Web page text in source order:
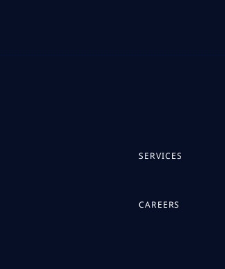
SERVICES
CAREERS